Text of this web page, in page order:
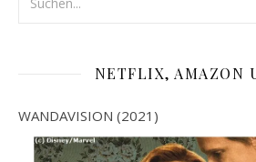
NETFLIX, AMAZON
WANDAVISION (2021)